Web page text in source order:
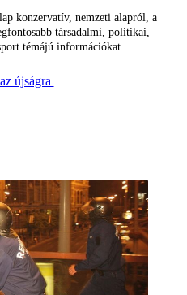
konzervatív, nemzeti alapról, a
társadalmi, politikai,
témájú információkat.
újságra